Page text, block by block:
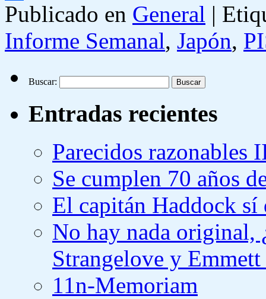
Compartir
Publicado en General |
Informe Semanal, Japón,
Buscar:
Entradas recientes
Parecidos razonables
Se cumplen 70 años
El capitán Haddock sí
No hay nada original,
Strangelove y
11n-Memoriam